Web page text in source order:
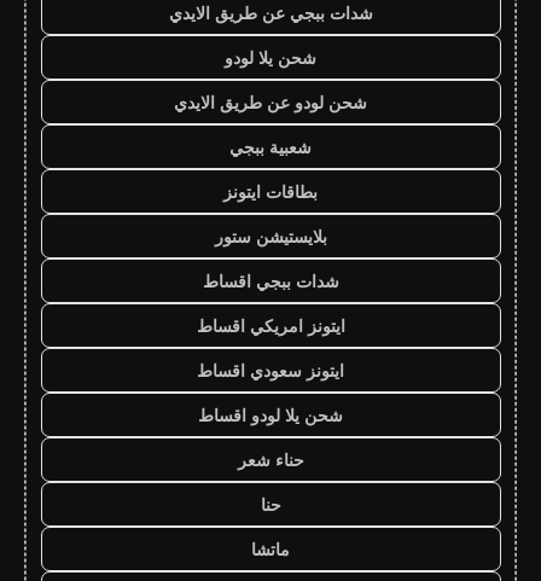
شدات ببجي عن طريق الايدي
شحن يلا لودو
شحن لودو عن طريق الايدي
شعبية ببجي
بطاقات ايتونز
بلايستيشن ستور
شدات ببجي اقساط
ايتونز امريكي اقساط
ايتونز سعودي اقساط
شحن يلا لودو اقساط
حناء شعر
حنا
ماتشا